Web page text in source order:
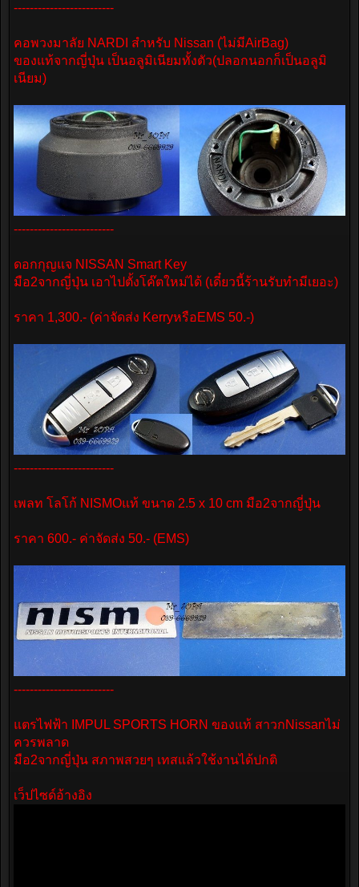
-------------------------
คอพวงมาลัย NARDI สำหรับ Nissan (ไม่มีAirBag)
ของแท้จากญี่ปุ่น เป็นอลูมิเนียมทั้งตัว(ปลอกนอกก็เป็นอลูมิ
เนียม)
-------------------------
ดอกกุญแจ NISSAN Smart Key
มือ2จากญี่ปุ่น เอาไปตั้งโค๊ตใหม่ได้ (เดี๋ยวนี้ร้านรับทำมีเยอะ)
ราคา 1,300.- (ค่าจัดส่ง KerryหรือEMS 50.-)
-------------------------
เพลท โลโก้ NISMOแท้ ขนาด 2.5 x 10 cm มือ2จากญี่ปุ่น
ราคา 600.- ค่าจัดส่ง 50.- (EMS)
-------------------------
แตรไฟฟ้า IMPUL SPORTS HORN ของแท้ สาวกNissanไม่
ควรพลาด
มือ2จากญี่ปุ่น สภาพสวยๆ เทสแล้วใช้งานได้ปกติ
เว็ปไซด์อ้างอิง